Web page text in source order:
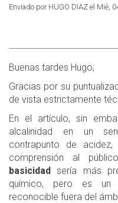
Enviado por HUGO DIAZ el Mié,
Buenas tardes Hugo,
Gracias por su
de vista estrictamente
En el artículo, sin
alcalinidad en un
contrapunto de
comprensión al
basicidad sería más
químico, pero es un
reconocible fuera del